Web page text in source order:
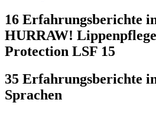
16 Erfahrungsberichte
HURRAW!
Protection LSF 15
35 Erfahrungsberichte
Sprachen